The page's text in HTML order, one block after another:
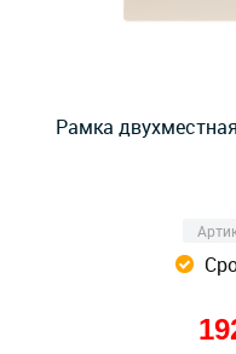
Рамка